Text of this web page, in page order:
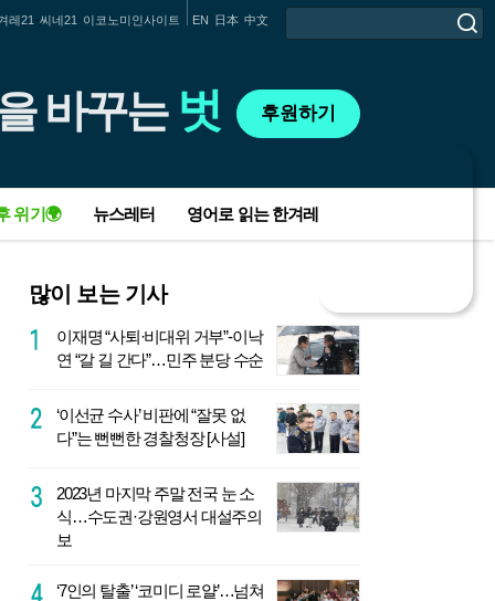
회
합
니
다
EN 日本 中文
레21 씨네21 이코노미인사이트
바꾸는 벗 후원하기
뺌, 정부도 미적대
화마 할퀸 지 8개월…“집·직장 잃은 젊은
실업자 엄청나”
수…설전은 장외에서
“저는 뼛속까지 창원 사람” 문자…검찰, 총
선채비 간부 2명 감찰
탈당 천하람 “국힘 근본적 개혁 어려워”…
이준석 신당 합류
아내 손편지 두 장
추위에 떨어 본 사람은 안다…개미마을의
따뜻한 기부
매일 119원씩 모아 2억3천만원 기부…경
기소방의 십시일반
제강 원청 대표 징역 1년 확정
중대재해법 또 늦추려 ‘재탕’ 대책으로 여
석탄공사 사장 중대재해법 위반 기소…공
기업 첫 사례
일흔에 첫소설, 여든둘에 페미나상 받은
‘환희의 상실’
[우리 책방은요] 오평짜리 새까만 공간에
그려가는 꿈
냐후, 첫 회의 취소
생계 불태운 두 전쟁…연금 못 주는 우크
라, 71조 쓴 이스라엘
“도 넘었다” 비난에…‘서울 테러’ 영상 삭제
한 이스라엘 대사관
위기🌍
첫 비상저감조치 발령
Q. 녹색기후기금에 돈 내는 한국, 손실·피
해 기금은 모른 척?
전국 국립공원 면적 2032년까지 33% 늘
뉴스레터 영어로 읽는 한겨레
많이 보는 기사
이재명 “사퇴·비대위 거부”-이낙
연 “갈 길 간다”…민주 분당 수순
‘이선균 수사’ 비판에 “잘못 없
다”는 뻔뻔한 경찰청장 [사설]
2023년 마지막 주말 전국 눈 소
식…수도권·강원영서 대설주의
보
‘7인의 탈출’ ‘코미디 로얄’…넘쳐